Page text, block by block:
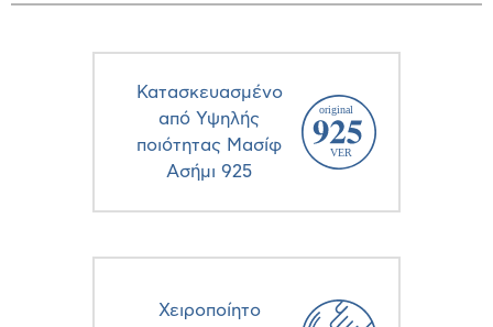
Κατασκευασμένο
από Υψηλής
ποιότητας Μασίφ
Ασήμι 925
Χειροποίητο